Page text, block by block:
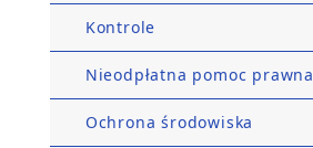
Kontrole
Nieodpłatna pomoc prawna
Ochrona środowiska